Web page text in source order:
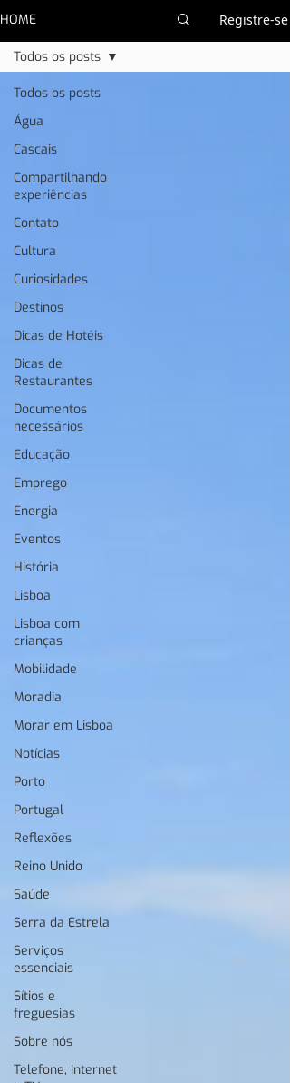
HOME Registre-se
Todos os posts
Água
Cascais
Compartilhando
experiências
Contato
Cultura
Curiosidades
Destinos
Dicas de Hotéis
Dicas de
Restaurantes
Documentos
necessários
Educação
Emprego
Energia
Eventos
História
Lisboa
Lisboa com
crianças
Mobilidade
Moradia
Morar em Lisboa
Notícias
Porto
Portugal
Reflexões
Reino Unido
Saúde
Serra da Estrela
Serviços
essenciais
Sítios e
freguesias
Sobre nós
Telefone, Internet
Todos os posts